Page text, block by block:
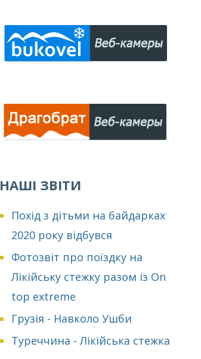
НАШІ ЗВІТИ
Похід з дітьми на байдарках
2020 року відбувся
Фотозвіт про поїздку на
Лікійську стежку разом із On
top extreme
Грузія - Навколо Ушби
Туреччина - Лікійська стежка